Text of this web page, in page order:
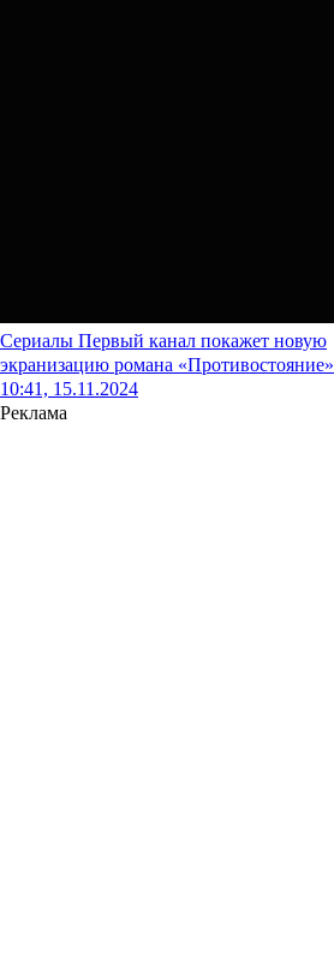
Сериалы Первый канал покажет новую
экранизацию романа «Противостояние»
10:41, 15.11.2024
Реклама